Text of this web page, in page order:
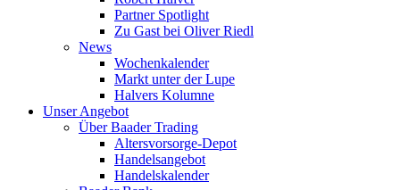
Partner Spotlight
Zu Gast bei Oliver Riedl
News
Wochenkalender
Markt unter der Lupe
Halvers Kolumne
Unser Angebot
Über Baader Trading
Altersvorsorge-Depot
Handelsangebot
Handelskalender